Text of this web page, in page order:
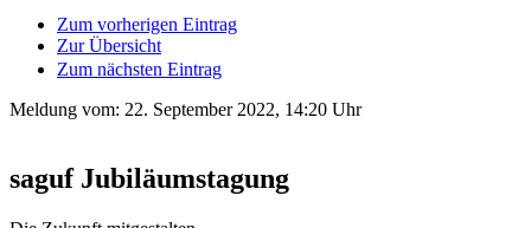
Zum vorherigen Eintrag
Zur Übersicht
Zum nächsten Eintrag
Meldung vom: 22. September 2022, 14:20 Uhr
saguf Jubiläumstagung